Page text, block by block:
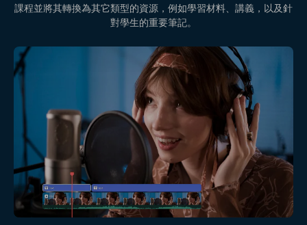
課程並將其轉換為其它類型的資源，例如學習材料、講義，以及針
對學生的重要筆記。